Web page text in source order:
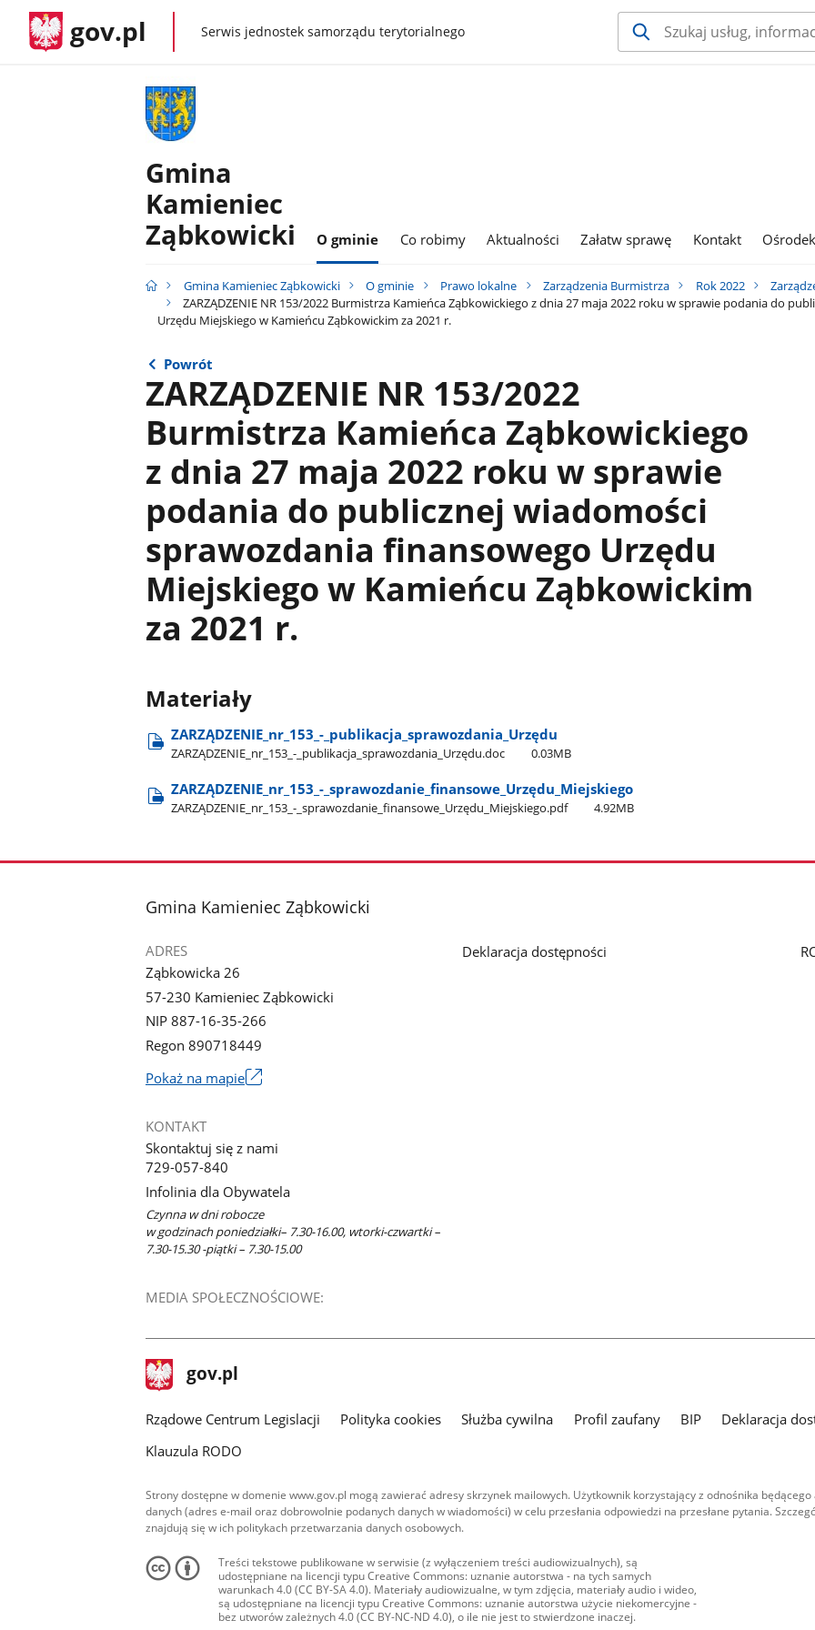
gov.pl gov.plSerwis jednostek samorządu terytorialnego
Gmina
Kamieniec
Ząbkowicki
O gminie Co robimy Aktualności Załatw sprawę Kontakt
Gmina Kamieniec Ząbkowicki O gminie Prawo lokalne Zarządzenia Burmistrza Rok 2022
ZARZĄDZENIE NR 153/2022 Burmistrza Kamieńca Ząbkowickiego z dnia 27 maja 2022 roku w sprawie podania do
Urzędu Miejskiego w Kamieńcu Ząbkowickim za 2021 r.
Powrót
ZARZĄDZENIE NR 153/2022
Burmistrza Kamieńca Ząbkowickiego
z dnia 27 maja 2022 roku w sprawie
podania do publicznej wiadomości
sprawozdania finansowego Urzędu
Miejskiego w Kamieńcu Ząbkowickim
za 2021 r.
Materiały
ZARZĄDZENIE​_nr​_153​_-​_publikacja​_sprawozdania​_Urzędu
ZARZĄDZENIE​_nr​_153​_-​_publikacja​_sprawozdania​_Urzędu.doc 0.03MB
ZARZĄDZENIE​_nr​_153​_-​_sprawozdanie​_finansowe​_Urzędu​_Miejskiego
ZARZĄDZENIE​_nr​_153​_-​_sprawozdanie​_finansowe​_Urzędu​_Miejskiego.pdf 4.92MB
stopka
Gmina Kamieniec Ząbkowicki
ADRES
Ząbkowicka 26
57-230 Kamieniec Ząbkowicki
NIP 887-16-35-266
Regon 890718449
Pokaż na mapieLink
nowym
KONTAKT
Skontaktuj się z nami
729-057-840
Infolinia dla Obywatela
Czynna w dni robocze
w godzinach poniedziałki– 7.30-16.00, wtorki-czwartki –
7.30-15.30 -piątki – 7.30-15.00
MEDIA SPOŁECZNOŚCIOWE:
Deklaracja dostępności
stopka
gov.pl Strona
gov.pl
Rządowe Centrum Legislacji Polityka cookies Służba cywilna Profil zaufany BIP
Deklaracja
Klauzula RODO
Strony dostępne w domenie www.gov.pl mogą zawierać adresy skrzynek mailowych. Użytkownik korzystający z odnośnika
danych (adres e-mail oraz dobrowolnie podanych danych w wiadomości) w celu przesłania odpowiedzi na przesłane pytania.
znajdują się w ich politykach przetwarzania danych osobowych.
Treści tekstowe publikowane w serwisie (z wyłączeniem treści audiowizualnych), są
udostępniane na licencji typu Creative Commons: uznanie autorstwa - na tych samych
warunkach 4.0 (CC BY-SA 4.0). Materiały audiowizualne, w tym zdjęcia, materiały audio i wideo,
są udostępniane na licencji typu Creative Commons: uznanie autorstwa użycie niekomercyjne -
bez utworów zależnych 4.0 (CC BY-NC-ND 4.0), o ile nie jest to stwierdzone inaczej.